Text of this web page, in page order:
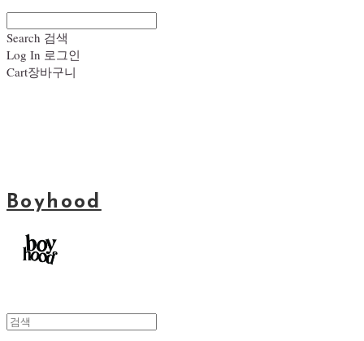
Search 검색
Log In 로그인
Cart장바구니
Boyhood